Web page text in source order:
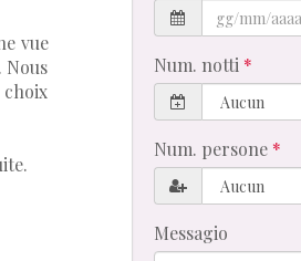
vue
Nous
Num. notti
Num. persone
Messagio